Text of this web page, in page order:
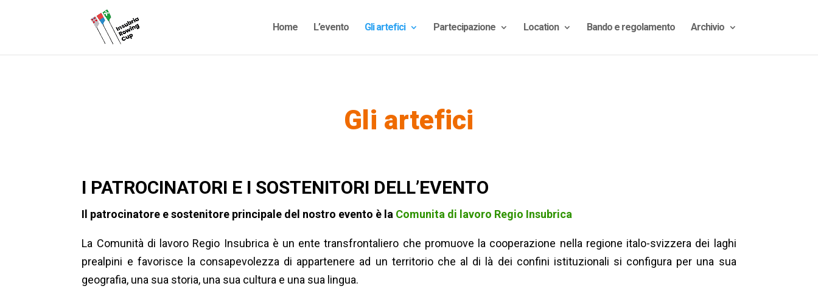
Home L’evento Gli artefici Partecipazione Location Bando e regolamento Archivio
Gli artefici
I PATROCINATORI E I SOSTENITORI DELL’EVENTO
Il patrocinatore e sostenitore principale del nostro evento è la Comunita di lavoro Regio Insubrica
La Comunità di lavoro Regio Insubrica è un ente transfrontaliero che promuove la cooperazione nella regione italo-svizzera dei laghi
prealpini e favorisce la consapevolezza di appartenere ad un territorio che al di là dei confini istituzionali si configura per una sua
geografia, una sua storia, una sua cultura e una sua lingua.